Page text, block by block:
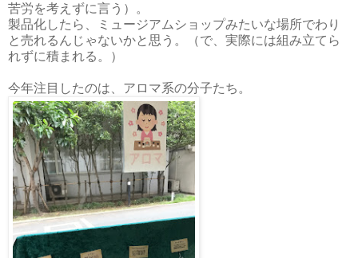
苦労を考えずに言う）。
製品化したら、ミュージアムショップみたいな場所でわり
と売れるんじゃないかと思う。（で、実際には組み立てら
れずに積まれる。）
今年注目したのは、アロマ系の分子たち。